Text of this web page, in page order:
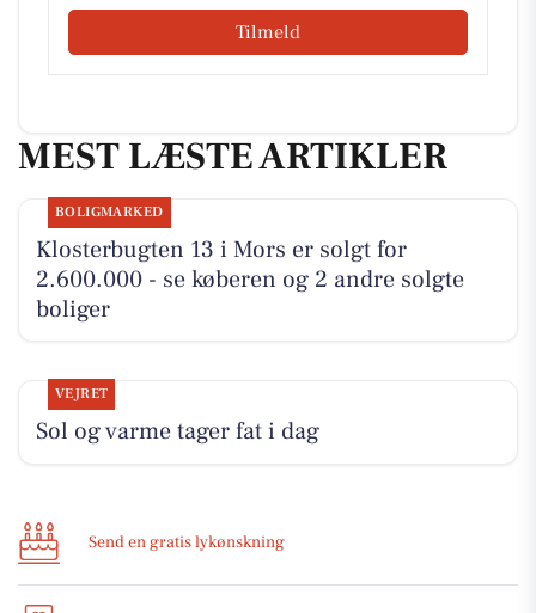
Tilmeld
MEST LÆSTE ARTIKLER
BOLIGMARKED
Klosterbugten 13 i Mors er solgt for
2.600.000 - se køberen og 2 andre solgte
boliger
VEJRET
Sol og varme tager fat i dag
Send en gratis lykønskning